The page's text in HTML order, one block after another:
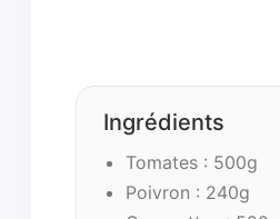
Ingrédients
Tomates : 500g
Poivron : 240g